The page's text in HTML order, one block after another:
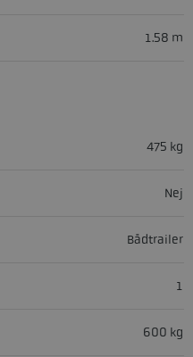
1.58 m
475 kg
Nej
Bådtrailer
1
600 kg